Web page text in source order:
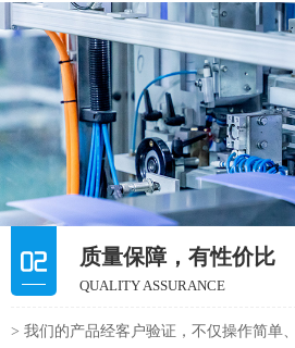
质量保障，有性价比
QUALITY ASSURANCE
> 我们的产品经客户验证，不仅操作简单